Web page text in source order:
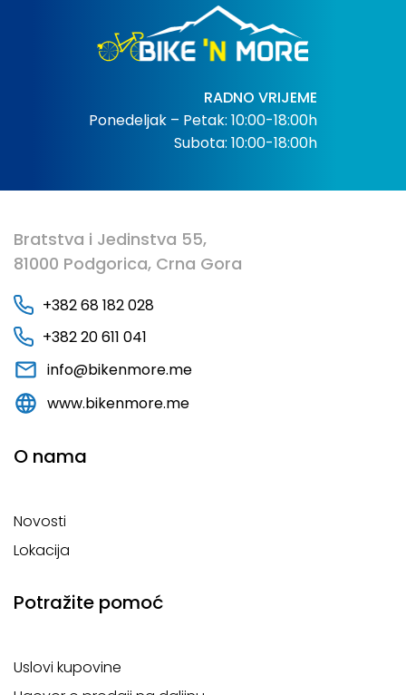
RADNO VRIJEME
Ponedeljak – Petak: 10:00-18:00h
Subota: 10:00-18:00h
Bratstva i Jedinstva 55,
81000 Podgorica, Crna Gora
+382 68 182 028
+382 20 611 041
info@bikenmore.me
www.bikenmore.me
O nama
Novosti
Lokacija
Potražite pomoć
Uslovi kupovine